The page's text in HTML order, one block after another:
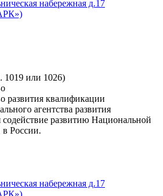
набережная д.17
1019 или 1026)
развития квалификации
агентства развития
содействие развитию Национальной
России.
набережная д.17